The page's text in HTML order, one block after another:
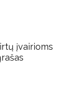
įvairioms